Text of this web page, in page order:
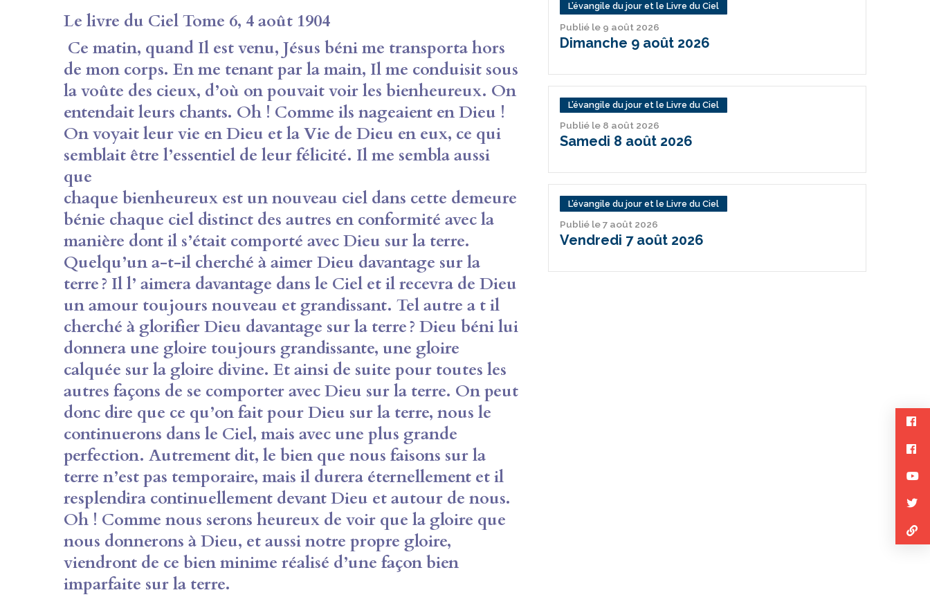
Le livre du Ciel Tome 6, 4 août 1904
Ce matin, quand Il est venu, Jésus béni me transporta hors
de mon corps. En me tenant par la main, Il me conduisit sous
la voûte des cieux, d’où onpouvait voir les bienheureux. On
entendait leurs chants. Oh ! Comme ils nageaient en Dieu !
On voyait leur vie en Dieu et la Vie de Dieu en eux, ce qui
semblait être l’essentiel de leur félicité. Il me sembla aussi
que
chaque bienheureux est un nouveau ciel dans cette demeure
bénie chaque ciel distinct des autres en conformité avec la
manière dont il s’était comporté avec Dieu sur la terre.
Quelqu’un a-t-il cherché àaimer Dieu davantage sur la
terre ? Il l’ aimera davantage dans le Ciel et il recevra de Dieu
un amour toujours nouveau et grandissant. Telautre a t il
cherché à glorifier Dieu davantage sur la terre ? Dieu bénilui
donnera une gloire toujours grandissante, une gloire
calquée sur la gloire divine. Et ainsi de suite pour toutes les
autres façons de se comporter avec Dieu sur la terre. On peut
donc dire que ce qu’on faitpour Dieu sur la terre, nous le
continuerons dans le Ciel, mais avec une plus grande
perfection. Autrement dit, le bien que nous faisons sur la
terre n’est pas temporaire, mais il durera éternellement et il
resplendira continuellement devant Dieu et autour de nous.
Oh ! Comme nous serons heureux de voir que la gloire que
nous donnerons à Dieu, et aussi notre propre gloire,
viendront de ce bien minime réalisé d’une façon bien
imparfaite sur la terre.
L’évangile du jour et le Livre du Ciel
Publié le 9 août 2026
Dimanche 9 août 2026
L’évangile du jour et le Livre du Ciel
Publié le 8 août 2026
Samedi 8 août 2026
L’évangile du jour et le Livre du Ciel
Publié le 7 août 2026
Vendredi 7 août 2026